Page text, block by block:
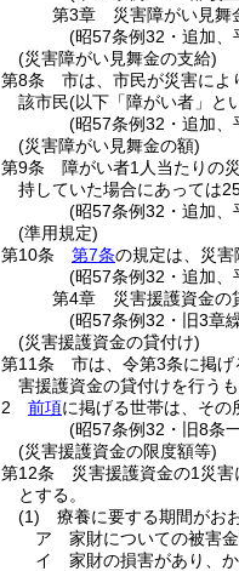
第3章
災害障がい見舞
(昭57条例32・追加、
(災害障がい見舞金の支給)
第8条
市は、市民が災害によ
該市民(以下「障がい者」と
(昭57条例32・追加、
(災害障がい見舞金の額)
第9条
障がい者1人当たりの
持していた場合にあっては
(昭57条例32・追加
(準用規定)
第10条
第7条の規定は、災害
(昭57条例32・追加、
第4章
災害援護資金の
(昭57条例32・旧3章
(災害援護資金の貸付け)
第11条
市は、令第3条に掲
害援護資金の貸付けを行うも
2
前項に掲げる世帯は、その
(昭57条例32・旧8条
(災害援護資金の限度額等)
第12条
災害援護資金の1災
とする。
(1)
療養に要する期間がお
ア
家財についての被害
イ
家財の損害があり、